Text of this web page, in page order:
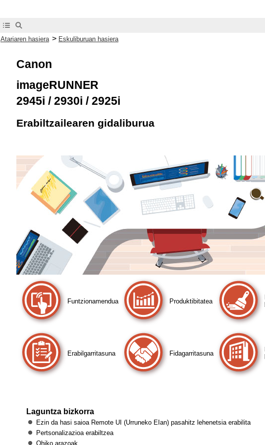
Atariaren hasiera > Eskuliburuan hasiera
Canon
imageRUNNER
2945i / 2930i / 2925i
Erabiltzailearen gidaliburua
Funtzionamendua Produktibitatea
Erabilgarritasuna Fidagarritasuna
Laguntza bizkorra
Ezin da hasi saioa Remote UI (Urruneko EIan) pasahitz lehenetsia erabilita
Pertsonalizazioa erabiltzea
Ohiko arazoak